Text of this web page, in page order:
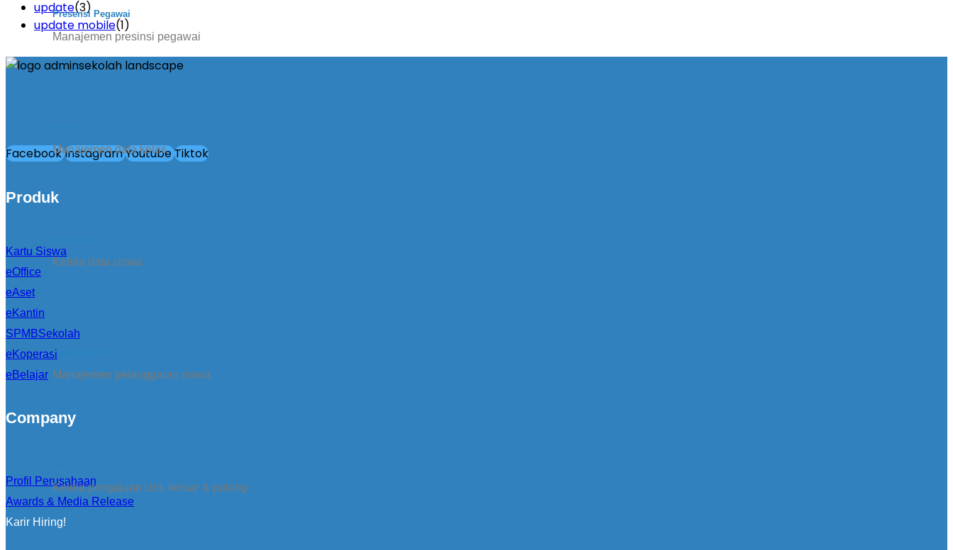
Presensi Pegawai
Manajemen presinsi pegawai
Manajemen data kelas
Kelola data siswa
Pelanggaran
Manajemen pelanggaran siswa
Kelola pengajuan izin, keluar & pulang
update(3)
update mobile(1)
FacebookInstagramYoutubeTiktok
Produk
Kartu Siswa
eOffice
eAset
eKantin
SPMBSekolah
eKoperasi
eBelajar
Company
Profil Perusahaan
Awards & Media Release
Karir Hiring!